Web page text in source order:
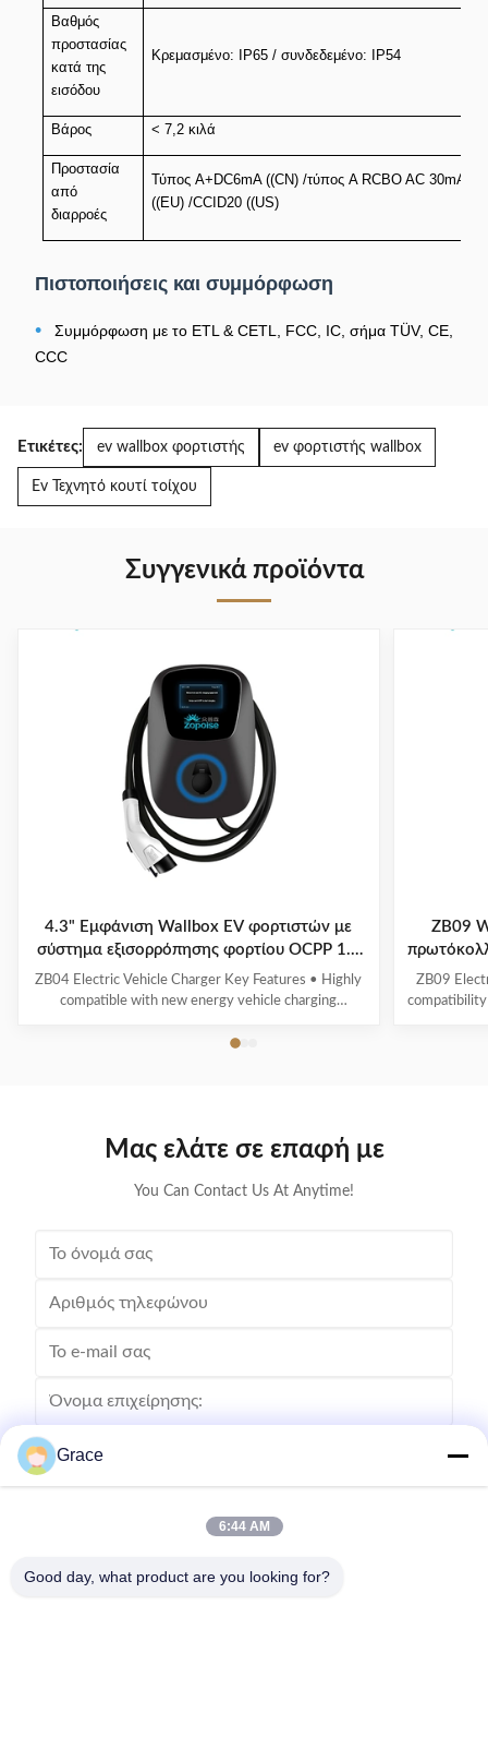
Βαθμός
προστασίας
κατά της
εισόδου
Κρεμασμένο: IP65 / συνδεδεμένο: IP54
Βάρος < 7,2 κιλά
Προστασία
από
διαρροές
Τύπος A+DC6mA ((CN) /τύπος A RCBO AC 30mA
((EU) /CCID20 ((US)
Πιστοποιήσεις και συμμόρφωση
•
Συμμόρφωση με το ETL & CETL, FCC, IC, σήμα TÜV, CE,
CCC
Ετικέτες: ev wallbox φορτιστής ev φορτιστής wallbox
Ev Τεχνητό κουτί τοίχου
Συγγενικά προϊόντα
4.3" Εμφάνιση Wallbox EV φορτιστών με
σύστημα εξισορρόπησης φορτίου OCPP 1.6
Πρωτόκολλο ZB04
ZB04 Electric Vehicle Charger Key Features • Highly
compatible with new energy vehicle charging
with real-time voltage/current monitoring and precise
ZB09
ZB09
Μας ελάτε σε επαφή με
You Can Contact Us At Anytime!
Στείλετε
Grace
6:44 AM
Good day, what product are you looking for?